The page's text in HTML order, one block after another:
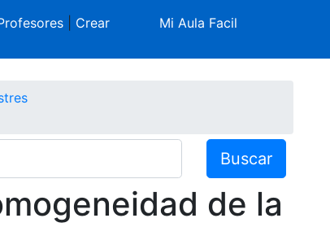
| Crear
Mi Aula Facil
Buscar
de la